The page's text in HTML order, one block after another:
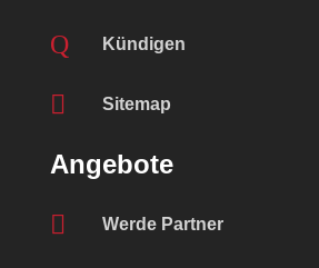
Q Kündigen
 Sitemap
Angebote
 Werde Partner